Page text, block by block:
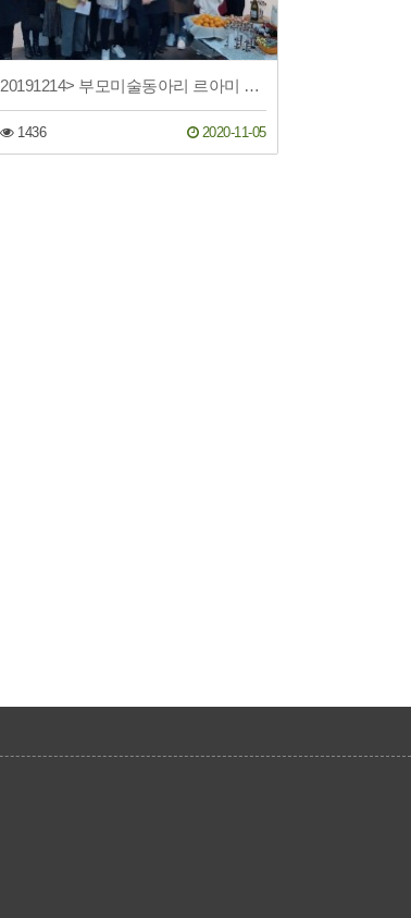
20191214> 부모미술동아리 르아미 전시회
1436 2020-11-05